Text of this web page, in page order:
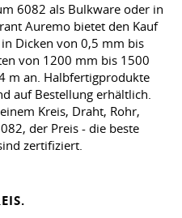
6082 als Bulkware oder in
Auremo bietet den Kauf
Dicken von 0,5 mm bis
von 1200 mm bis 1500
m an. Halbfertigprodukte
auf Bestellung erhältlich.
Kreis, Draht, Rohr,
der Preis - die beste
zertifiziert.